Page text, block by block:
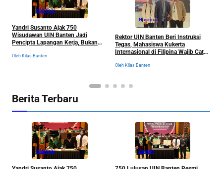
Nasional
Yandri Susanto Ajak 750
Wisudawan UIN Banten Jadi
Pencipta Lapangan Kerja, Bukan
Oleh Kilas Banten
Nasional
Rektor UIN Banten Beri Instruksi
Tegas, Mahasiswa Kukerta
Internasional di Filipina Wajib Catat
Oleh Kilas Banten
Berita Terbaru
Nasional Banten